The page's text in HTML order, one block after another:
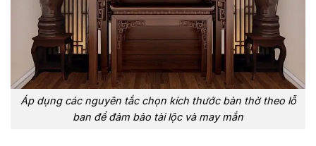
Áp dụng các nguyên tắc chọn kích thước bàn thờ theo lỗ
ban để đảm bảo tài lộc và may mắn